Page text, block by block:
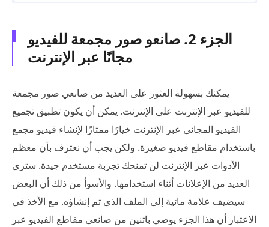
الجزء 2. صانعو صور مجمعة للفيديو
مجانًا عبر الإنترنت
يمكنك بسهولة العثور على العديد من صانعي صور مجمعة
للفيديو عبر الإنترنت على الإنترنت. يمكن أن يكون تطبيق تجميع
الفيديو المجاني عبر الإنترنت خيارًا ممتازًا لإنشاء فيديو مجمع
باستخدام مقاطع فيديو صغيرة. ولكن يجب أن نعترف بأن معظم
الأدوات عبر الإنترنت لن تمنحك تجربة مستخدم جيدة. سترى
العديد من الإعلانات أثناء استخدامها. والأسوأ من ذلك أن البعض
سيضيف علامة مائية إلى الملف الذي تم إنشاؤه. مع الأخذ في
الاعتبار أن هذا الجزء يوصي باثنين من صانعي مقاطع الفيديو عبر